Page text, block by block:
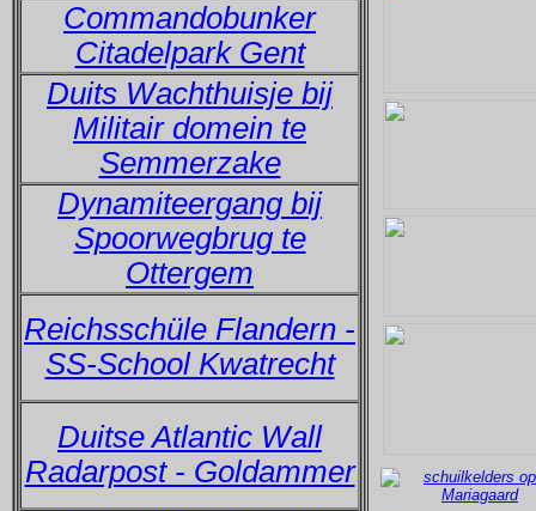
Commandobunker
Citadelpark Gent
Duits Wachthuisje bij
Militair domein te
Semmerzake
Dynamiteergang bij
Spoorwegbrug te
Ottergem
Reichsschüle Flandern -
SS-School Kwatrecht
Duitse Atlantic Wall
Radarpost - Goldammer